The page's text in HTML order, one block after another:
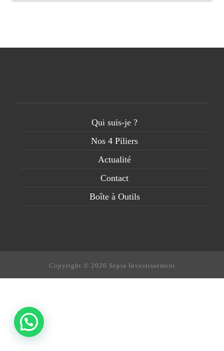
Qui suis-je ?
Nos 4 Piliers
Actualité
Contact
Boîte à Outils
Copyright © 2026 Sepia Investissement